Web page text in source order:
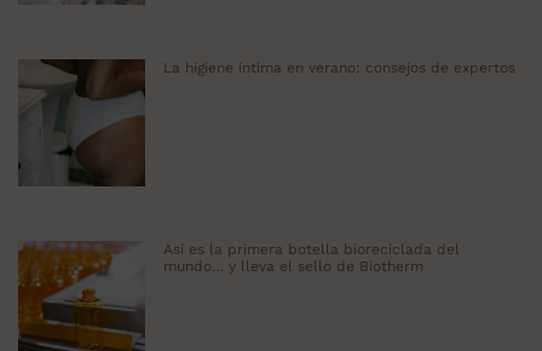
La higiene íntima en verano: consejos de expertos
Así es la primera botella bioreciclada del
mundo… y lleva el sello de Biotherm